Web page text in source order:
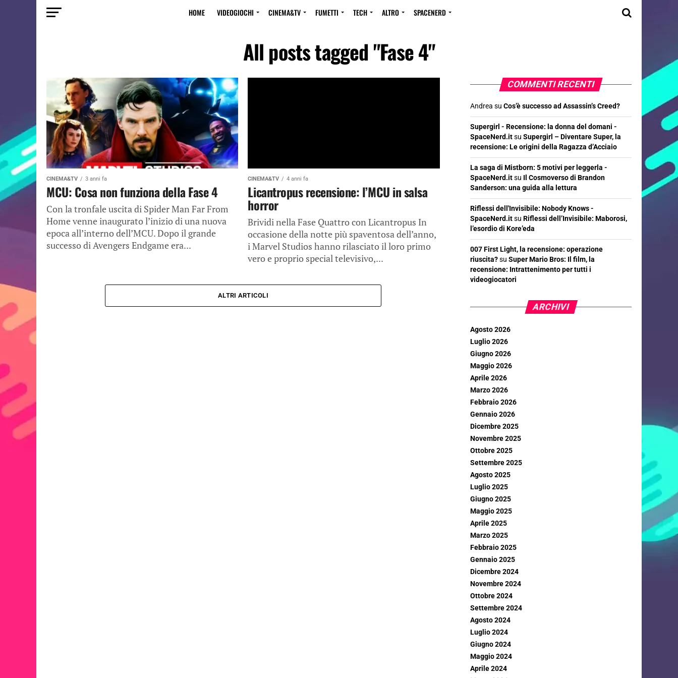
HOME VIDEOGIOCHI CINEMA&TV FUMETTI TECH ALTRO SPACENERD
All posts tagged "Fase 4"
CINEMA&TV 3 anni fa
MCU: Cosa non funziona della Fase 4
Con la tronfale uscita di Spider Man Far From
Home venne inaugurato l’inizio di una nuova
epoca all’interno dell’MCU. Dopo il grande
successo di Avengers Endgame era...
CINEMA&TV 4 anni fa
Licantropus recensione: l’MCU in salsa
horror
Brividi nella Fase Quattro con Licantropus In
occasione della notte più spaventosa dell’anno,
i Marvel Studios hanno rilasciato il loro primo
vero e proprio special televisivo,...
ALTRI ARTICOLI
COMMENTI RECENTI
Andrea su Cos’è successo ad Assassin’s Creed?
Supergirl - Recensione: la donna del domani -
SpaceNerd.itsu Supergirl – Diventare Super, la
recensione: Le origini della Ragazza d’Acciaio
La saga di Mistborn: 5 motivi per leggerla -
SpaceNerd.itsu Il Cosmoverso di Brandon
Sanderson: una guida alla lettura
Riflessi dell'Invisibile: Nobody Knows -
SpaceNerd.itsu Riflessi dell’Invisibile: Maborosi,
l’esordio di Kore’eda
007 First Light, la recensione: operazione
riuscita?su Super Mario Bros: Il film, la
recensione: Intrattenimento per tutti i
videogiocatori
ARCHIVI
Agosto 2026
Luglio 2026
Giugno 2026
Maggio 2026
Aprile 2026
Marzo 2026
Febbraio 2026
Gennaio 2026
Dicembre 2025
Novembre 2025
Ottobre 2025
Settembre 2025
Agosto 2025
Luglio 2025
Giugno 2025
Maggio 2025
Aprile 2025
Marzo 2025
Febbraio 2025
Gennaio 2025
Dicembre 2024
Novembre 2024
Ottobre 2024
Settembre 2024
Agosto 2024
Luglio 2024
Giugno 2024
Maggio 2024
Aprile 2024